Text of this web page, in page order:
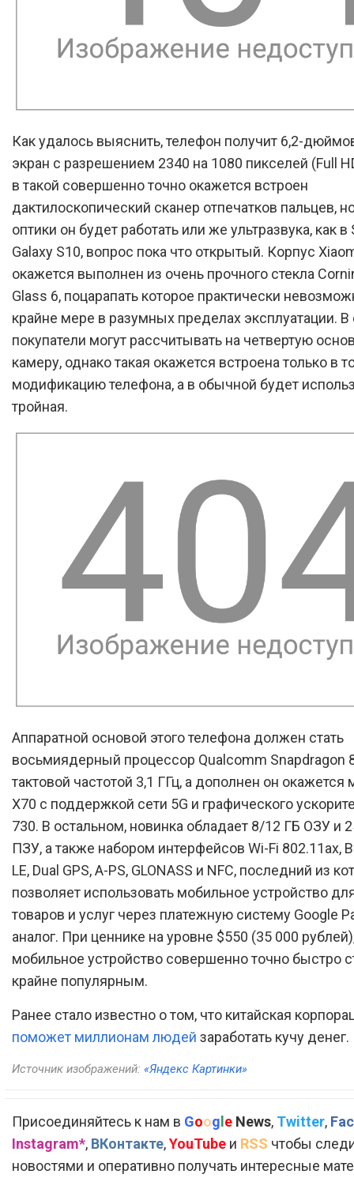
Как удалось выяснить, телефон получит 6,2-
экран с разрешением 2340 на 1080 пикселей (Full
в такой совершенно точно окажется встроен
дактилоскопический сканер отпечатков пальцев,
оптики он будет работать или же ультразвука, как
Galaxy S10, вопрос пока что открытый. Корпус
окажется выполнен из очень прочного стекла
Glass 6, поцарапать которое практически
крайне мере в разумных пределах эксплуатации. В
покупатели могут рассчитывать на четвертую
камеру, однако такая окажется встроена только в
модификацию телефона, а в обычной будет
тройная.
Аппаратной основой этого телефона должен стать
восьмиядерный процессор Qualcomm Snapdragon
тактовой частотой 3,1 ГГц, а дополнен он
X70 с поддержкой сети 5G и графического
730. В остальном, новинка обладает 8/12 ГБ ОЗУ и
ПЗУ, а также набором интерфейсов Wi-Fi 802.11ax,
LE, Dual GPS, A-PS, GLONASS и NFC, последний из
позволяет использовать мобильное устройство
товаров и услуг через платежную систему Google
аналог. При ценнике на уровне $550 (35 000
мобильное устройство совершенно точно быстро
крайне популярным.
Ранее стало известно о том, что китайская
поможет миллионам людей заработать кучу денег.
Источник изображений: «Яндекс Картинки»
Присоединяйтесь к нам в Google News, Twitter,
Instagram*, ВКонтакте,YouTube и RSS чтобы
новостями и оперативно получать интересные